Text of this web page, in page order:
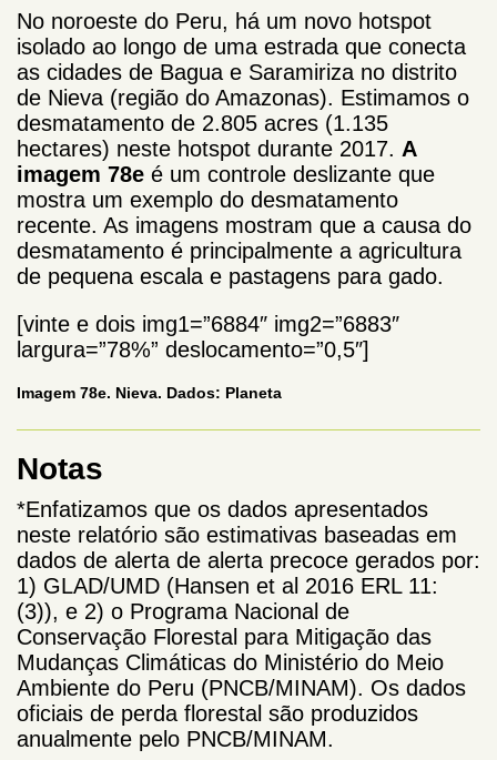
No noroeste do Peru, há um novo hotspot
isolado ao longo de uma estrada que conecta
as cidades de Bagua e Saramiriza no distrito
de Nieva (região do Amazonas). Estimamos o
desmatamento de 2.805 acres (1.135
hectares) neste hotspot durante 2017. A
imagem 78e é um controle deslizante que
mostra um exemplo do desmatamento
recente. As imagens mostram que a causa do
desmatamento é principalmente a agricultura
de pequena escala e pastagens para gado.
[vinte e dois img1=”6884″ img2=”6883″
largura=”78%” deslocamento=”0,5″]
Imagem 78e. Nieva. Dados: Planeta
Notas
*Enfatizamos que os dados apresentados
neste relatório são estimativas baseadas em
dados de alerta de alerta precoce gerados por:
1) GLAD/UMD (Hansen et al 2016 ERL 11:
(3)), e 2) o Programa Nacional de
Conservação Florestal para Mitigação das
Mudanças Climáticas do Ministério do Meio
Ambiente do Peru (PNCB/MINAM). Os dados
oficiais de perda florestal são produzidos
anualmente pelo PNCB/MINAM.